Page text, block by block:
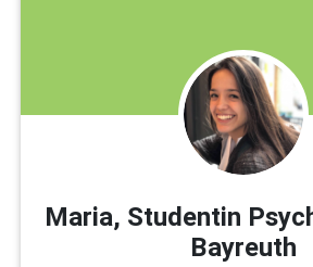
Maria, Studentin
Bayreuth